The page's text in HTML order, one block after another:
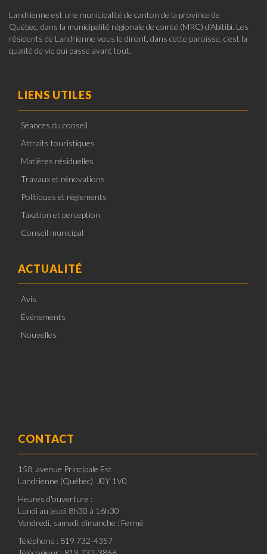
Landrienne est une municipalité de canton de la province de
Québec, dans la municipalité régionale de comté (MRC) d'Abitibi. Les
résidents de Landrienne vous le diront, dans cette paroisse, c'est la
qualité de vie qui passe avant tout.
LIENS UTILES
Séances du conseil
Attraits touristiques
Matières résiduelles
Travaux et rénovations
Politiques et règlements
Taxation et perception
Conseil municipal
ACTUALITÉ
Avis
Événements
Nouvelles
CONTACT
158, avenue Principale Est
Landrienne (Québec) J0Y 1V0
Heures d'ouverture :
Lundi au jeudi 8h30 à 16h30
Vendredi, samedi, dimanche : Fermé
Téléphone : 819 732-4357